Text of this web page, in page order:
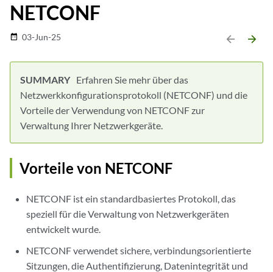
NETCONF
date_range 03-Jun-25 arrow_backward arrow_forward
Erfahren Sie mehr über das
Netzwerkkonfigurationsprotokoll (NETCONF) und die
Vorteile der Verwendung von NETCONF zur
Verwaltung Ihrer Netzwerkgeräte.
Vorteile von NETCONF
NETCONF ist ein standardbasiertes Protokoll, das
speziell für die Verwaltung von Netzwerkgeräten
entwickelt wurde.
NETCONF verwendet sichere, verbindungsorientierte
Sitzungen, die Authentifizierung, Datenintegrität und